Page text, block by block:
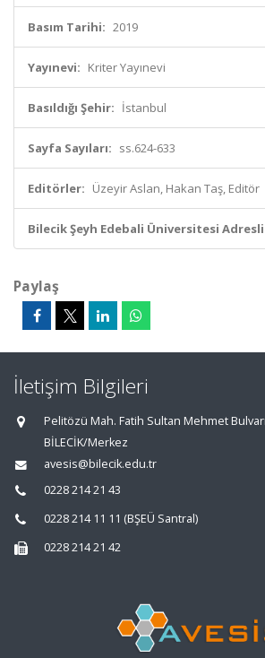
Basım Tarihi: 2019
Yayınevi: Kriter Yayınevi
Basıldığı Şehir: İstanbul
Sayfa Sayıları: ss.624-633
Editörler: Üzeyir Aslan, Hakan Taş, Editör
Bilecik Şeyh Edebali Üniversitesi
Paylaş
İletişim Bilgileri
Pelitözü Mah. Fatih Sultan Mehmet
BİLECİK/Merkez
avesis@bilecik.edu.tr
0228 214 21 43
0228 214 11 11 (BŞEÜ Santral)
0228 214 21 42